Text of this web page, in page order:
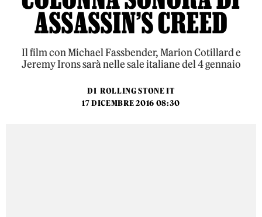
ASSASSIN’S CREED
Il film con Michael Fassbender, Marion Cotillard e
Jeremy Irons sarà nelle sale italiane del 4 gennaio
DI ROLLING STONE IT
17 DICEMBRE 2016 08:30